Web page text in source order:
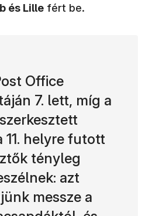
és Lille fért be.
Office
7. lett, míg a
11. helyre futott
tényleg
azt
messze a